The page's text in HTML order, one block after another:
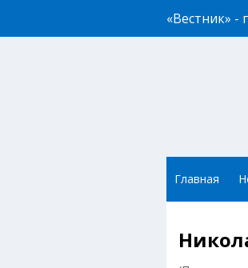
«Вестник» -
Главная